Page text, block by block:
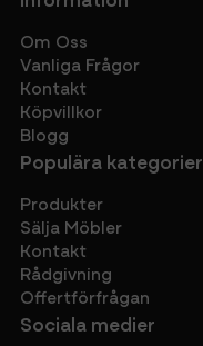
Om Oss
Vanliga Frågor
Kontakt
Köpvillkor
Blogg
Populära kategorier
Produkter
Sälja Möbler
Kontakt
Rådgivning
Offertförfrågan
Sociala medier